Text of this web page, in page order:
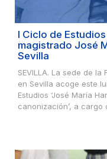
I Ciclo de
magistrado José
Sevilla
SEVILLA. La sede de
en Sevilla acoge este
Estudios ‘José María
canonización’, a cargo